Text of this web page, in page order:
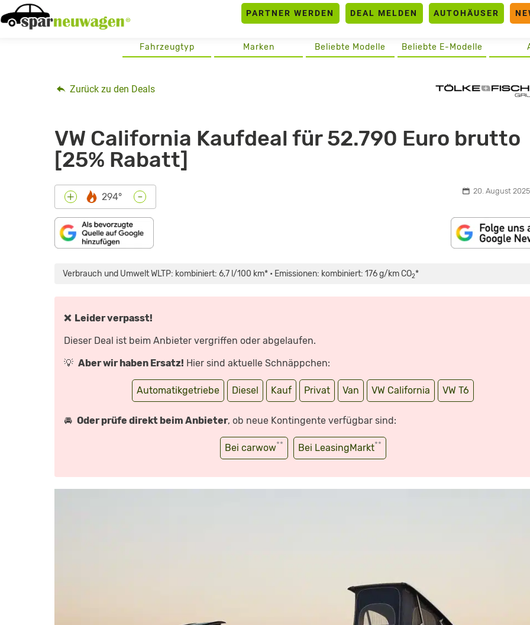
Skip
to
PARTNER WERDEN DEAL MELDEN AUTOHÄUSER
Beliebte E-Modelle
Beliebte Modelle
Marken
Fahrzeugtyp
Zurück zu den Deals
VW California Kaufdeal für 52.790 Euro brutto
[25% Rabatt]
+ 294° - 20. August
Verbrauch und Umwelt WLTP: kombiniert: 6,7 l/100 km* • Emissionen: kombiniert: 176 g/km CO2*
❌ Leider verpasst!
Dieser Deal ist beim Anbieter vergriffen oder abgelaufen.
💡 Aber wir haben Ersatz! Hier sind aktuelle Schnäppchen:
Automatikgetriebe Diesel Kauf Privat Van VW California VW T6
🚘 Oder prüfe direkt beim Anbieter, ob neue Kontingente verfügbar sind:
Bei carwow** Bei LeasingMarkt**
VW
CALIFORNIA:
NEUE
FUNKTIONEN
T6.1“